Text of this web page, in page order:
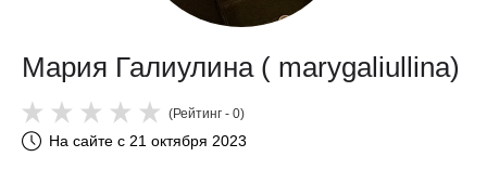
Мария Галиулина ( marygaliullina)
(Рейтинг - 0)
На сайте с 21 октября 2023